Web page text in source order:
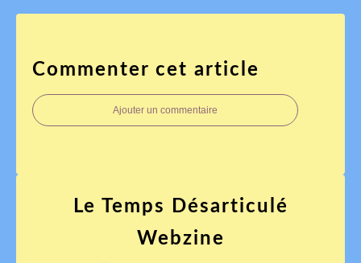
Commenter cet article
Ajouter un commentaire
Le Temps Désarticulé
Webzine